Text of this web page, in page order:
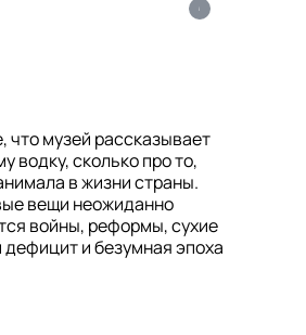
i
что музей рассказывает
водку, сколько про то,
в жизни страны.
вещи неожиданно
войны, реформы, сухие
дефицит и безумная эпоха